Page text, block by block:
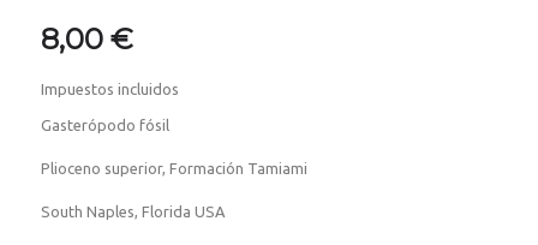
8,00 €
Impuestos incluidos
Gasterópodo fósil
Plioceno superior, Formación Tamiami
South Naples, Florida USA